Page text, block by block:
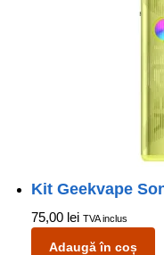
Kit Geekvape
75,00 lei TVA inclus
Adaugă în coș